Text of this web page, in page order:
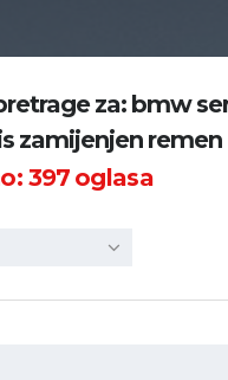
za: bmw
zamijenjen remen
397oglasa